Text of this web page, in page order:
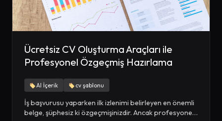
Ücretsiz CV Oluşturma Araçları ile
Profesyonel Özgeçmiş Hazırlama
AI İçerik cv şablonu
İş başvurusu yaparken ilk izlenimi belirleyen en önemli
belge, şüphesiz ki özgeçmişinizdir. Ancak profesyonel